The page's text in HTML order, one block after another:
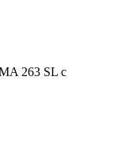
263 SL с